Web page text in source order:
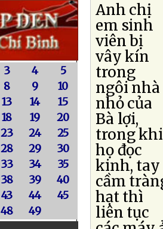
3 4
5
8 9
10
13 14
15
18 19
20
23 24
25
28 29
30
33 34
35
38 39
40
43 44
45
48 49
Anh chị
em sinh
viên bị
vây kín
trong
ngôi nhà
nhỏ của
Bà lợi,
trong khi
họ đọc
kinh, tay
cầm
hạt thì
liên tục